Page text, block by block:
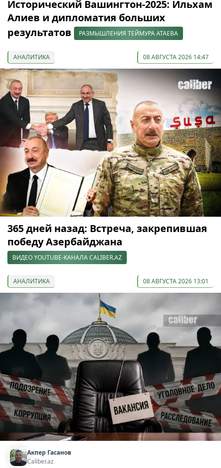
Исторический Вашингтон-2025: Ильхам
Алиев и дипломатия больших
результатов
РАЗМЫШЛЕНИЯ ТЕЙМУРА АТАЕВА
АНАЛИТИКА 08 АВГУСТА 2026 14:47
365 дней назад: Встреча, закрепившая
победу Азербайджана
ВИДЕО YOUTUBE-КАНАЛА CALIBER.AZ
АНАЛИТИКА 08 АВГУСТА 2026 13:01
Акпер Гасанов
Caliber.az